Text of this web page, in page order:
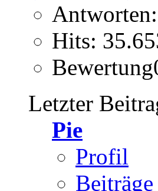
Antworten:
Hits:
Letzter
Pie
Profil
Beiträge